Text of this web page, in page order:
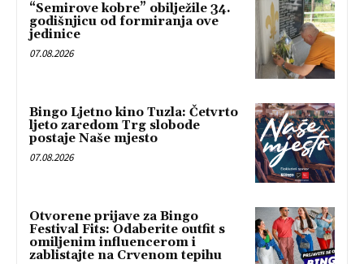
“Semirove kobre” obilježile 34.
godišnjicu od formiranja ove
jedinice
07.08.2026
Bingo Ljetno kino Tuzla: Četvrto
ljeto zaredom Trg slobode
postaje Naše mjesto
07.08.2026
Otvorene prijave za Bingo
Festival Fits: Odaberite outfit s
omiljenim influencerom i
zablistajte na Crvenom tepihu